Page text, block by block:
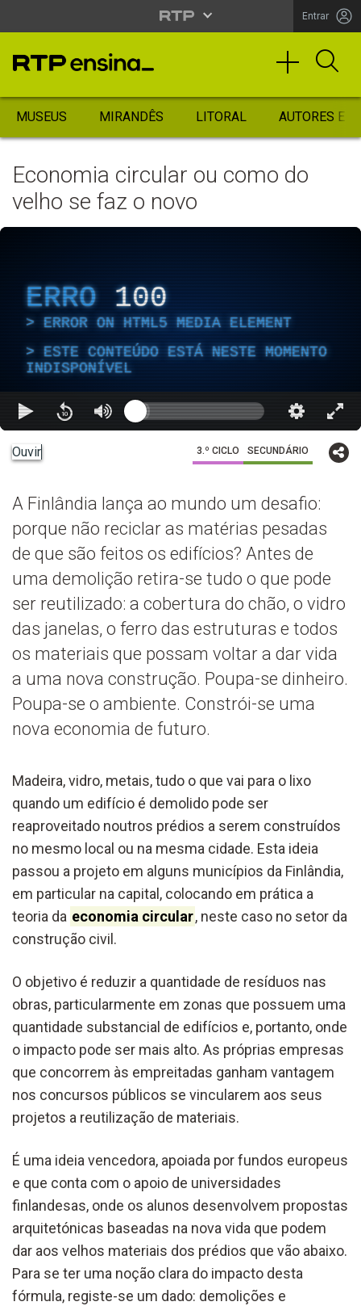
Entrar
MUSEUS MIRANDÊS LITORAL AUTORES
Economia circular ou como do
velho se faz o novo
ERRO 100
ERROR ON HTML5 MEDIA ELEMENT
ESTE CONTEÚDO ESTÁ NESTE MOMENTO
INDISPONÍVEL
Ouvir 3.º CICLO SECUNDÁRIO
A Finlândia lança ao mundo um desafio:
porque não reciclar as matérias pesadas
de que são feitos os edifícios? Antes de
uma demolição retira-se tudo o que pode
ser reutilizado: a cobertura do chão, o vidro
das janelas, o ferro das estruturas e todos
os materiais que possam voltar a dar vida
a uma nova construção. Poupa-se dinheiro.
Poupa-se o ambiente. Constrói-se uma
nova economia de futuro.
Madeira, vidro, metais, tudo o que vai para o lixo
quando um edifício é demolido pode ser
reaproveitado noutros prédios a serem construídos
no mesmo local ou na mesma cidade. Esta ideia
passou a projeto em alguns municípios da Finlândia,
em particular na capital, colocando em prática a
teoria da economia circular, neste caso no setor da
construção civil.
O objetivo é reduzir a quantidade de resíduos nas
obras, particularmente em zonas que possuem uma
quantidade substancial de edifícios e, portanto, onde
o impacto pode ser mais alto. As próprias empresas
que concorrem às empreitadas ganham vantagem
nos concursos públicos se vincularem aos seus
projetos a reutilização de materiais.
É uma ideia vencedora, apoiada por fundos europeus
e que conta com o apoio de universidades
finlandesas, onde os alunos desenvolvem propostas
arquitetónicas baseadas na nova vida que podem
dar aos velhos materiais dos prédios que vão abaixo.
Para se ter uma noção clara do impacto desta
fórmula, registe-se um dado: demolições e